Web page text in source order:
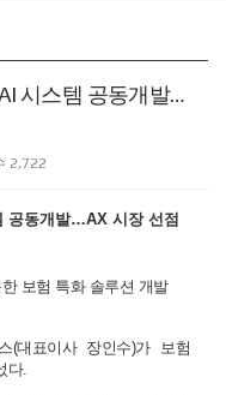
시스템 공동개발…
2,722
공동개발…AX 시장 선점
한 보험 특화 솔루션 개발
(대표이사 장인수)가 보험
다.